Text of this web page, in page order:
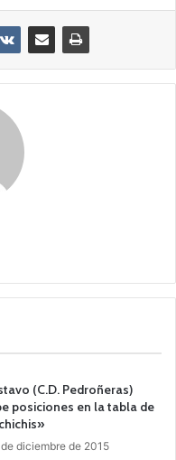
(C.D. Pedroñeras)
posiciones en la tabla de
de diciembre de 2015